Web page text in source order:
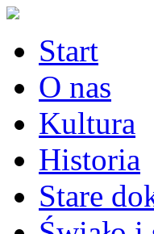
Start
O nas
Kultura
Historia
Stare